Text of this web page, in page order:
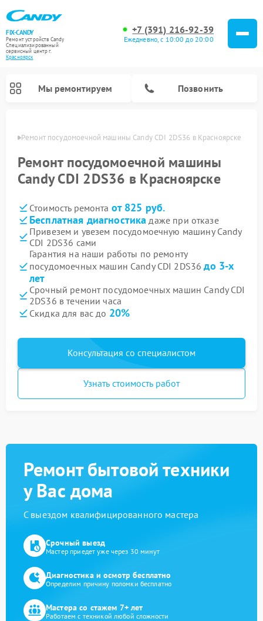
FIX-CANDY
Ремонт устройств Candy
Специализированный
cервисный центр г.
Красноярск
+7 (391) 216-92-39
Ежедневно, с 10:00 до 20:00
Мы ремонтируем Позвонить
Ремонт посудомоечной машины Candy CDI 2DS36 в Красноярске
Ремонт посудомоечной машины
Candy CDI 2DS36 в Красноярске
Стоимость ремонта от 825 руб.
Бесплатная диагностика даже при отказе
Привезем и увезем посудомоечную машину Candy
CDI 2DS36 сами
Гарантия на наши работы по ремонту
посудомоечных машин Candy CDI 2DS36до 3-х
лет
Срочный ремонт посудомоечных машин Candy CDI
2DS36 в течении часа
Скидка для вас до 20%
Консультация со специалистом
Узнать стоимость работ
Ремонт бытовой техники
у Вас дома
С выездом квалифицированного мастера
Срочный выезд
Мастер приедет уже через 30 минут
Диагностика и осмотр бесплатно
Определим причину поломки бесплатно
Мастера со стажем 7+ лет
Работаем с техникой любой сложности